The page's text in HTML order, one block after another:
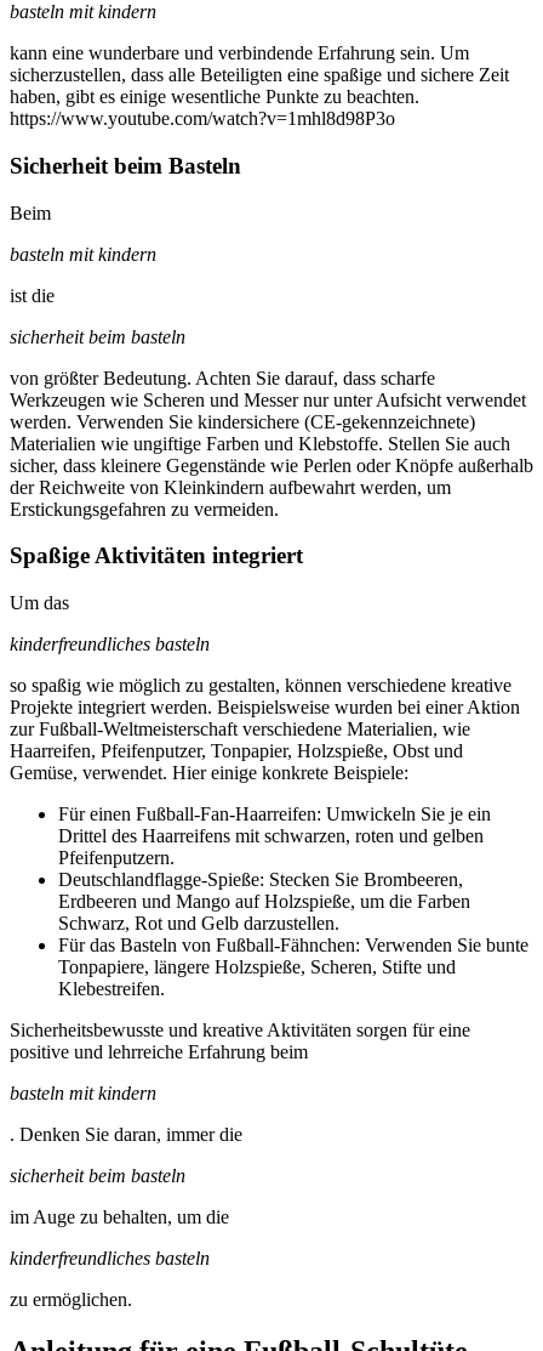
basteln mit kindern
kann eine wunderbare und verbindende Erfahrung sein. Um
sicherzustellen, dass alle Beteiligten eine spaßige und sichere Zeit
haben, gibt es einige wesentliche Punkte zu beachten.
https://www.youtube.com/watch?v=1mhl8d98P3o
Sicherheit beim Basteln
Beim
basteln mit kindern
ist die
sicherheit beim basteln
von größter Bedeutung. Achten Sie darauf, dass scharfe
Werkzeugen wie Scheren und Messer nur unter Aufsicht verwendet
werden. Verwenden Sie kindersichere (CE-gekennzeichnete)
Materialien wie ungiftige Farben und Klebstoffe. Stellen Sie auch
sicher, dass kleinere Gegenstände wie Perlen oder Knöpfe außerhalb
der Reichweite von Kleinkindern aufbewahrt werden, um
Erstickungsgefahren zu vermeiden.
Spaßige Aktivitäten integriert
Um das
kinderfreundliches basteln
so spaßig wie möglich zu gestalten, können verschiedene kreative
Projekte integriert werden. Beispielsweise wurden bei einer Aktion
zur Fußball-Weltmeisterschaft verschiedene Materialien, wie
Haarreifen, Pfeifenputzer, Tonpapier, Holzspieße, Obst und
Gemüse, verwendet. Hier einige konkrete Beispiele:
Für einen Fußball-Fan-Haarreifen: Umwickeln Sie je ein
Drittel des Haarreifens mit schwarzen, roten und gelben
Pfeifenputzern.
Deutschlandflagge-Spieße: Stecken Sie Brombeeren,
Erdbeeren und Mango auf Holzspieße, um die Farben
Schwarz, Rot und Gelb darzustellen.
Für das Basteln von Fußball-Fähnchen: Verwenden Sie bunte
Tonpapiere, längere Holzspieße, Scheren, Stifte und
Klebestreifen.
Sicherheitsbewusste und kreative Aktivitäten sorgen für eine
positive und lehrreiche Erfahrung beim
basteln mit kindern
. Denken Sie daran, immer die
sicherheit beim basteln
im Auge zu behalten, um die
kinderfreundliches basteln
zu ermöglichen.